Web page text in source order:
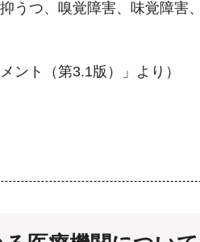
うつ、嗅覚障害、味覚障害
ト（第3.1版）」より）